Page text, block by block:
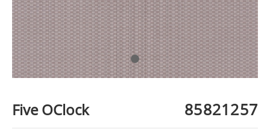
Five OClock 85821257